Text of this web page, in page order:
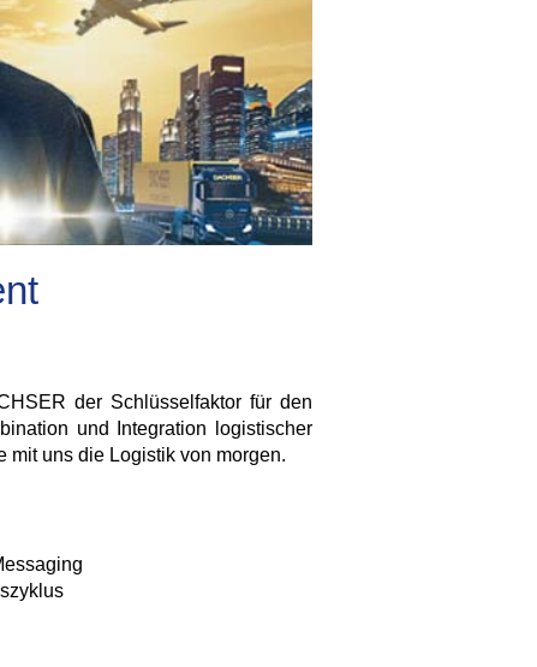
der Schlüsselfaktor für den
und Integration logistischer
mit uns die Logistik von morgen.